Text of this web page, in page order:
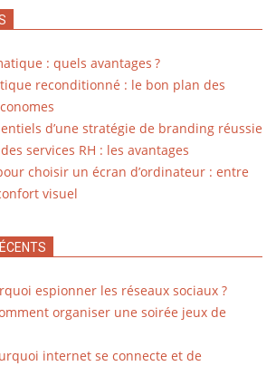
: quels avantages ?
reconditionné : le bon plan des
d’une stratégie de branding réussie
services RH : les avantages
choisir un écran d’ordinateur : entre
visuel
espionner les réseaux sociaux ?
organiser une soirée jeux de
internet se connecte et de